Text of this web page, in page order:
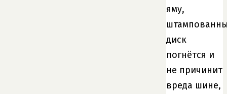
яму,
диск
погнётся и
не причинит
вреда шине,